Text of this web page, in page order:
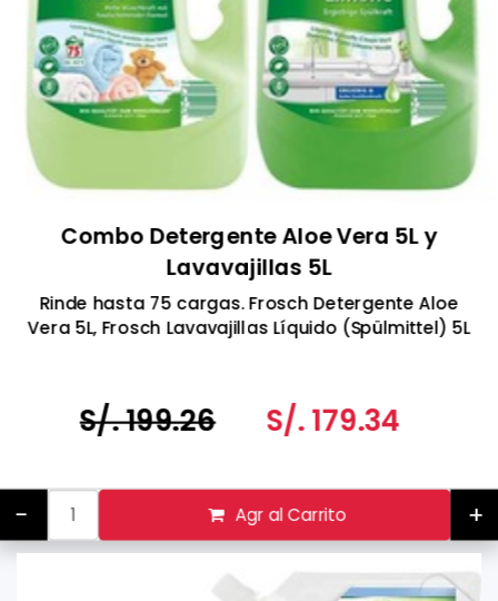
Combo Detergente Aloe Vera 5L y
Lavavajillas 5L
Rinde hasta 75 cargas. Frosch Detergente Aloe
Vera 5L, Frosch Lavavajillas Líquido (Spülmittel) 5L
S/. 199.26 S/. 179.34
- Agr al Carrito +